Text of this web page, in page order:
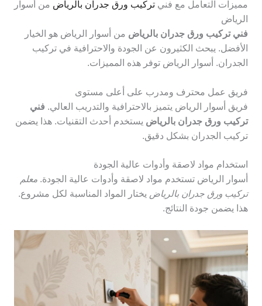
مميزات التعامل مع فني تركيب ورق جدران بالرياض من أسوار
الرياض
فني تركيب ورق جدران بالرياض من أسوار الرياض هو الخيار
الأفضل. يبحث الكثيرون عن الجودة والاحترافية في تركيب
الجدران. أسوار الرياض توفر هذه المميزات.
فريق عمل محترف ومدرب على أعلى مستوى
فريق أسوار الرياض يتميز بالاحترافية والتدريب العالي. فني
تركيب ورق جدران بالرياض يستخدم أحدث التقنيات. هذا يضمن
تركيب الجدران بشكل دقيق.
استخدام مواد لاصقة وأدوات عالية الجودة
أسوار الرياض تستخدم مواد لاصقة وأدوات عالية الجودة. معلم
تركيب ورق جدران بالرياض يختار المواد المناسبة لكل مشروع.
هذا يضمن جودة النتائج.